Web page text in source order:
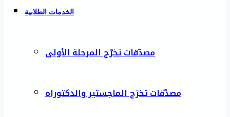
الخدمات الطلابية
مصدّقات تخرّج المرحلة الأولى
مصدّقات تخرّج الماجستير والدكتوراه